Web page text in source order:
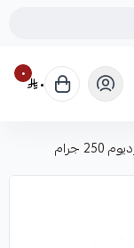
٠ ٠
جرام